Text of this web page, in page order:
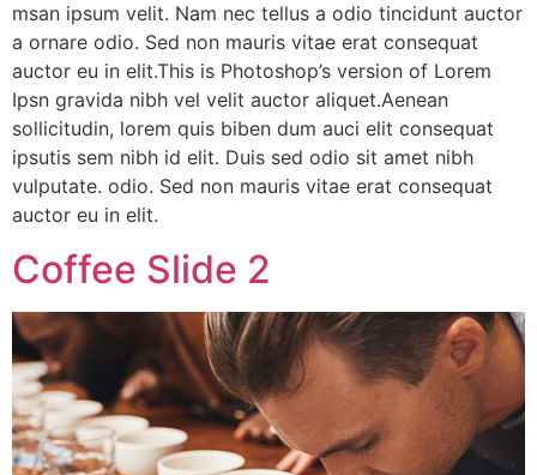
msan ipsum velit. Nam nec tellus a odio tincidunt auctor
a ornare odio. Sed non mauris vitae erat consequat
auctor eu in elit.This is Photoshop’s version of Lorem
Ipsn gravida nibh vel velit auctor aliquet.Aenean
sollicitudin, lorem quis biben dum auci elit consequat
ipsutis sem nibh id elit. Duis sed odio sit amet nibh
vulputate. odio. Sed non mauris vitae erat consequat
auctor eu in elit.
Coffee Slide 2